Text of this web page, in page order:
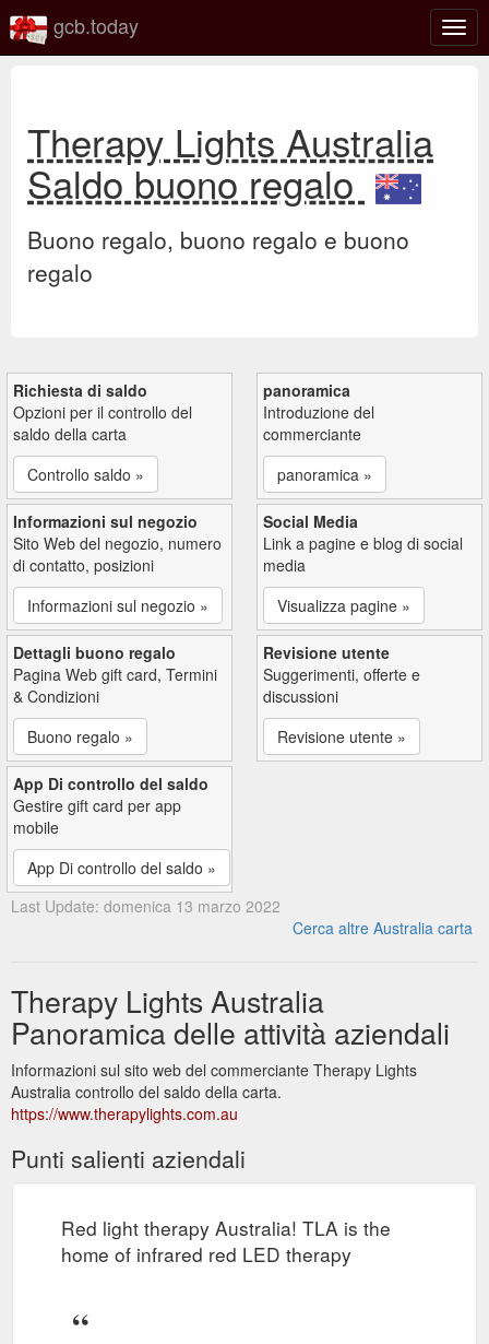
o
gcb.today
Therapy Lights Australia
Saldo buono regalo
Buono regalo, buono regalo e buono
regalo
Richiesta di saldo
Opzioni per il controllo del
saldo della carta
Controllo saldo »
panoramica
Introduzione del
commerciante
panoramica »
Informazioni sul negozio
Sito Web del negozio, numero
di contatto, posizioni
Informazioni sul negozio »
Social Media
Link a pagine e blog di social
media
Visualizza pagine »
Dettagli buono regalo
Pagina Web gift card, Termini
& Condizioni
Buono regalo »
Revisione utente
Suggerimenti, offerte e
discussioni
Revisione utente »
App Di controllo del saldo
Gestire gift card per app
mobile
App Di controllo del saldo »
Last Update: domenica 13 marzo 2022
Cerca altre Australia carta
Therapy Lights Australia
Panoramica delle attività aziendali
Informazioni sul sito web del commerciante Therapy Lights
Australia controllo del saldo della carta.
https://www.therapylights.com.au
Punti salienti aziendali
Red light therapy Australia! TLA is the
home of infrared red LED therapy